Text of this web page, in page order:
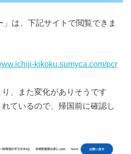
」は、下記サイトで閲覧できま
kikoku.sumyca.com/pcr
、また変化がありそうです
ているので、帰国前に確認し